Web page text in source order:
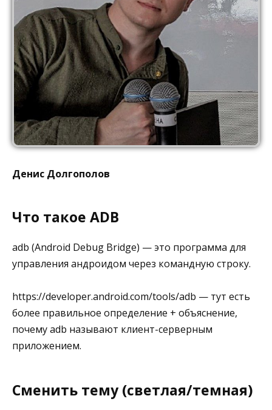
Денис Долгополов
Что такое ADB
adb (Android Debug Bridge) — это программа для
управления андроидом через командную строку.
https://developer.android.com/tools/adb — тут есть
более правильное определение + объяснение,
почему adb называют клиент-серверным
приложением.
Сменить тему (светлая/темная)